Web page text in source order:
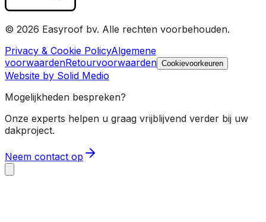
© 2026 Easyroof bv. Alle rechten voorbehouden.
Privacy & Cookie PolicyAlgemene
voorwaardenRetourvoorwaarden Cookievoorkeuren
Website by Solid Medio
Mogelijkheden bespreken?
Onze experts helpen u graag vrijblijvend verder bij uw
dakproject.
Neem contact op